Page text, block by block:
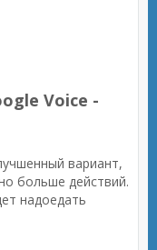
Voice -
вариант,
больше действий.
надоедать